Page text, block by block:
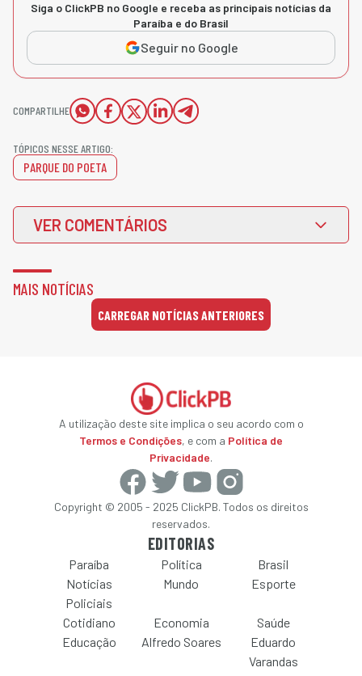
Siga o ClickPB no Google e receba as principais notícias da
Paraíba e do Brasil
Seguir no Google
COMPARTILHE
TÓPICOS NESSE ARTIGO:
PARQUE DO POETA
VER COMENTÁRIOS
MAIS NOTÍCIAS
CARREGAR NOTÍCIAS ANTERIORES
A utilização deste site implica o seu acordo com o
Termos e Condições, e com a Política de
Privacidade.
Copyright © 2005 - 2025 ClickPB. Todos os direitos
reservados.
EDITORIAS
Paraíba Política
Brasil
Notícias
Policiais
Mundo Esporte
Cotidiano Economia
Saúde
Educação
Alfredo Soares
Eduardo
Varandas